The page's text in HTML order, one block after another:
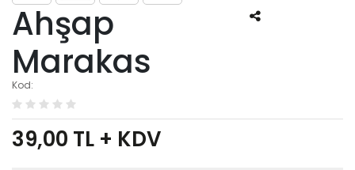
Ahşap
Marakas
Kod:
39,00 TL + KDV